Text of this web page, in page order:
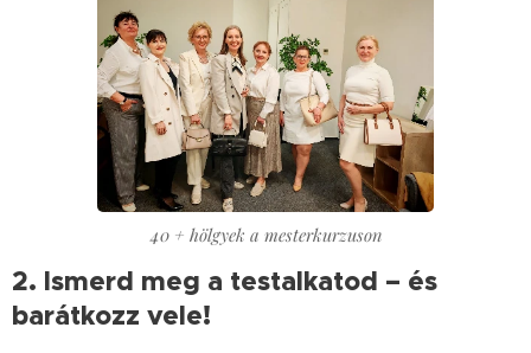
40 + hölgyek a mesterkurzuson
2. Ismerd meg a testalkatod – és
barátkozz vele!